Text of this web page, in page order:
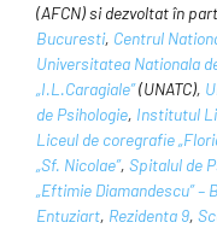
(AFCN) si dezvoltat în
Bucuresti, Centrul
Universitatea Nationala
„I.L.Caragiale”(UNATC),
de Psihologie, Institutul
Liceul de coregrafie
„Sf. Nicolae”, Spitalul de
„Eftimie Diamandescu” –
Entuziart, Rezidenta 9,